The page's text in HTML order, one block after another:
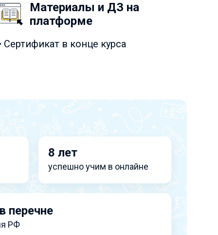
Материалы и ДЗ на
платформе
Сертификат в конце курса
8 лет
успешно учим в онлайне
перечне
РФ